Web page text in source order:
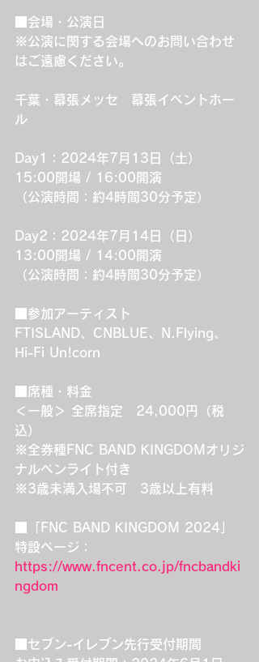
■会場・公演日
※公演に関する会場へのお問い合わせ
はご遠慮ください。
千葉・幕張メッセ　幕張イベントホー
ル
Day1：2024年7月13日（土）
15:00開場 / 16:00開演
（公演時間：約4時間30分予定）
Day2：2024年7月14日（日）
13:00開場 / 14:00開演
（公演時間：約4時間30分予定）
■参加アーティスト
FTISLAND、CNBLUE、N.Flying、
Hi-Fi Un!corn
■席種・料金
＜一般＞ 全席指定　24,000円（税
込）
※全券種FNC BAND KINGDOMオリジ
ナルペンライト付き
※3歳未満入場不可　3歳以上有料
■「FNC BAND KINGDOM 2024」
特設ページ：
https://www.fncent.co.jp/fncbandki
ngdom
■セブン-イレブン先行受付期間